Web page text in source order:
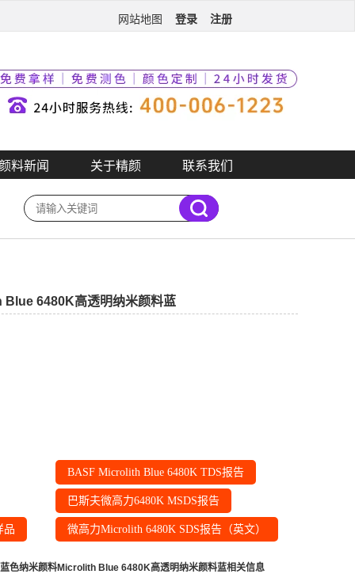
网站地图 登录 注册
颜料新闻 关于精颜 联系我们
Blue 6480K高透明纳米颜料蓝
品
BASF Microlith Blue 6480K TDS报告
巴斯夫微高力6480K MSDS报告
微高力Microlith 6480K SDS报告（英文）
色纳米颜料Microlith Blue 6480K高透明纳米颜料蓝相关信息